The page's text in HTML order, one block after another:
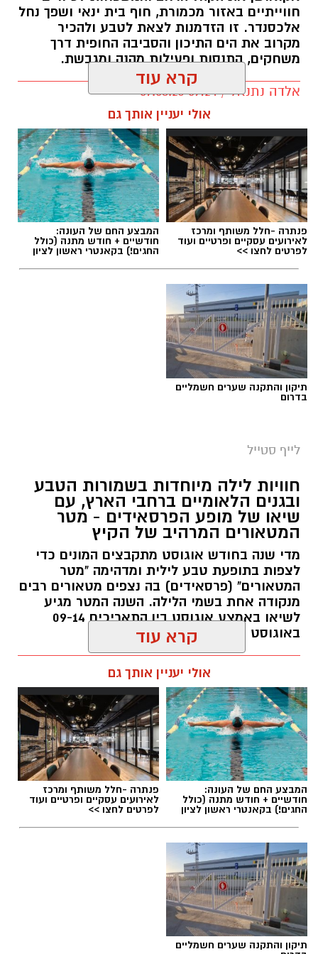
חווייתיים באזור מכמורת, חוף בית ינאי ושפך נחל
אלכסנדר. זו הזדמנות לצאת לטבע ולהכיר
מקרוב את הים התיכון והסביבה החופית דרך
משחקים, התנסות ופעילות מהנה ומגבשת.
אלדה נתנאל / 09:24 07.08.26
תגים:טיול
סיורי משפחות- צילום מיקה וולוב, אקואושן
במהלך הפעילות יכירו המשתתפים את הטבע
הייחודי של אזור שפך נחל אלכסנדר, את בעלי
החיים והצמחים המאפיינים אותו ואת המערכת
האקולוגית המקומית. בהמשך יגיעו למרכז החינוך
הימי "מגלים" של אקואושן, שם יוכלו להתבונן בדגם
חי של חוף סלעי בישראל ולהכיר מקרוב את בעלי
החיים הימיים החיים בו. במהלך הסיור ייחשפו גם
לאתגרים המשפיעים על הסביבה הימית, ובהם
פסולת ובעיקר פלסטיק, וילמדו באופן חווייתי כיצד
ניתן לשמור על הים ולסייע בהגנה עליו.
מועדי הסיורים:
24 באוגוסט, יום שני, בשעות 9:00-12:00 הורים
וילדים
24 באוגוסט, יום שני, בשעות 16:30-19:30 הורים
וילדים
26 באוגוסט, יום רביעי, בשעות 9:00-12:00 מבוגרים
(גילאי 16+)
וילדים
לפרטים נוספים
והרשמה:https://bit.ly/summer26ecoocean
קרא עוד
אולי יעניין אותך גם
פנתרה -חלל משותף ומרכז
לאירועים עסקיים ופרטיים ועוד
לפרטים לחצו >>
המבצע החם של העונה:
חודשיים + חודש מתנה (כולל
החגים!) בקאנטרי ראשון לציון
תיקון והתקנה שערים חשמליים
בדרום
לייף סטייל
חוויות לילה מיוחדות בשמורות הטבע
ובגנים הלאומיים ברחבי הארץ, עם
שיאו של מופע הפרסאידים - מטר
המטאורים המרהיב של הקיץ
מדי שנה בחודש אוגוסט מתקבצים המונים כדי
לצפות בתופעת טבע לילית ומדהימה "מטר
המטאורים" (פרסאידים) בה נצפים מטאורים רבים
מנקודה אחת בשמי הלילה. השנה המטר מגיע
לשיאו באמצע אוגוסט בין התאריכים 09-14
באוגוסט 2026.
תגים:מטר המטאורים
כשהשמש שוקעת והשמיים מתכסים באלפי כוכבים,
הטבע מציג את אחד המופעים המרהיבים של
השנה - מטר הפרסאידים. זו ההזדמנות לעצור
לרגע, להתרחק מאורות העיר, להרים את המבט אל
השמיים ולגלות עולם שלם של כוכבים, כוכבי לכת,
ערפיליות וסיפורי חלל.
מטר הפרסאידים, מתרחש כתוצאה ממפגש כדור
קרא עוד
אולי יעניין אותך גם
המבצע החם של העונה:
חודשיים + חודש מתנה (כולל
החגים!) בקאנטרי ראשון לציון
פנתרה -חלל משותף ומרכז
לאירועים עסקיים ופרטיים ועוד
לפרטים לחצו >>
תיקון והתקנה שערים חשמליים